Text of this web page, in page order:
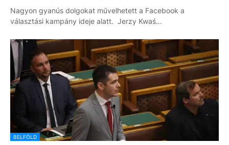
Nagyon gyanús dolgokat művelhetett a Facebook a
választási kampány ideje alatt. Jerzy Kwaś…
BELFÖLD